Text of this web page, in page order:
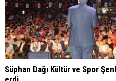
Süphan Dağı Kültür ve Spor
erdi